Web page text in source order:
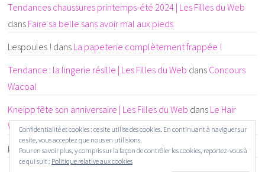
Tendances chaussures printemps-été 2024 | Les Filles du Web
dans Faire sa belle sans avoir mal aux pieds
Lespoules ! dans La papeterie complètement frappée !
Tendance : la lingerie résille | Les Filles du Web dans Concours
Wacoal
Kneipp fête son anniversaire | Les Filles du Web dans Le Hair
Wellness : un concept beauté 3 étoiles
karine CHAINTREUILdansLa papeterie complètement frappée !
Confidentialité et cookies : ce site utilise des cookies. En continuant à naviguer sur
ce site, vous acceptez que nous en utilisions.
Pour en savoir plus, y compris sur la façon de contrôler les cookies, reportez-vous à
ce qui suit : Politique relative aux cookies